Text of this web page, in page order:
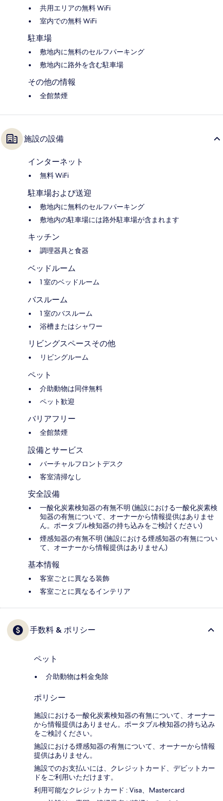
共用エリアの無料 WiFi
室内での無料 WiFi
駐車場
敷地内に無料のセルフパーキング
敷地内に路外を含む駐車場
その他の情報
全館禁煙
施設の設備
インターネット
無料 WiFi
駐車場および送迎
敷地内に無料のセルフパーキング
敷地内の駐車場には路外駐車場が含まれます
キッチン
調理器具と食器
ベッドルーム
1 室のベッドルーム
バスルーム
1 室のバスルーム
浴槽またはシャワー
リビングスペースその他
リビングルーム
ペット
介助動物は同伴無料
ペット歓迎
バリアフリー
全館禁煙
設備とサービス
バーチャルフロントデスク
客室清掃なし
安全設備
一酸化炭素検知器の有無不明 (施設における一酸化炭素検
知器の有無について、オーナーから情報提供はありませ
ん。ポータブル検知器の持ち込みをご検討ください)
煙感知器の有無不明 (施設における煙感知器の有無につい
て、オーナーから情報提供はありません)
基本情報
客室ごとに異なる装飾
客室ごとに異なるインテリア
手数料 & ポリシー
ペット
介助動物は料金免除
ポリシー
施設における一酸化炭素検知器の有無について、オーナー
から情報提供はありません。ポータブル検知器の持ち込み
をご検討ください。
施設における煙感知器の有無について、オーナーから情報
提供はありません。
施設でのお支払いには、クレジットカード、デビットカー
ドをご利用いただけます。
利用可能なクレジットカード : Visa、Mastercard